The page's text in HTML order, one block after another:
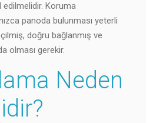
edilmelidir. Koruma
panoda bulunması yeterli
doğru bağlanmış ve
olması gerekir.
Neden